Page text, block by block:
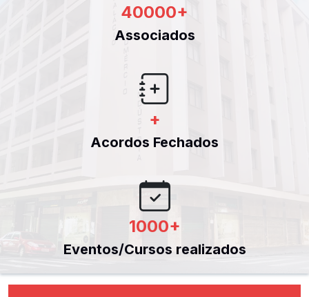
40000+
Associados
+
Acordos Fechados
1000+
Eventos/Cursos realizados